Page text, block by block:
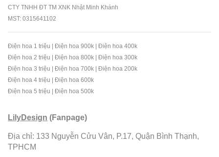
CTY TNHH ĐT TM XNK Nhật Minh Khánh
MST: 0315641102
Điện hoa 1 triệu Điện hoa 900k
Điện hoa 400k
Điện hoa 2 triệu
Điện hoa 800k
Điện hoa 300k
Điện hoa 3 triệu
Điện hoa 700k
Điện hoa 200k
Điện hoa 4 triệu
Điện hoa 600k
Điện hoa 5 triệu
Điện hoa 500k
LilyDesign (Fanpage)
Địa chỉ: 133 Nguyễn Cửu Vân, P.17, Quận Bình Thạnh,
TPHCM